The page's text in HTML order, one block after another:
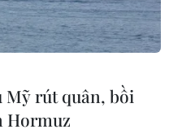
Mỹ rút quân, bồi
Hormuz